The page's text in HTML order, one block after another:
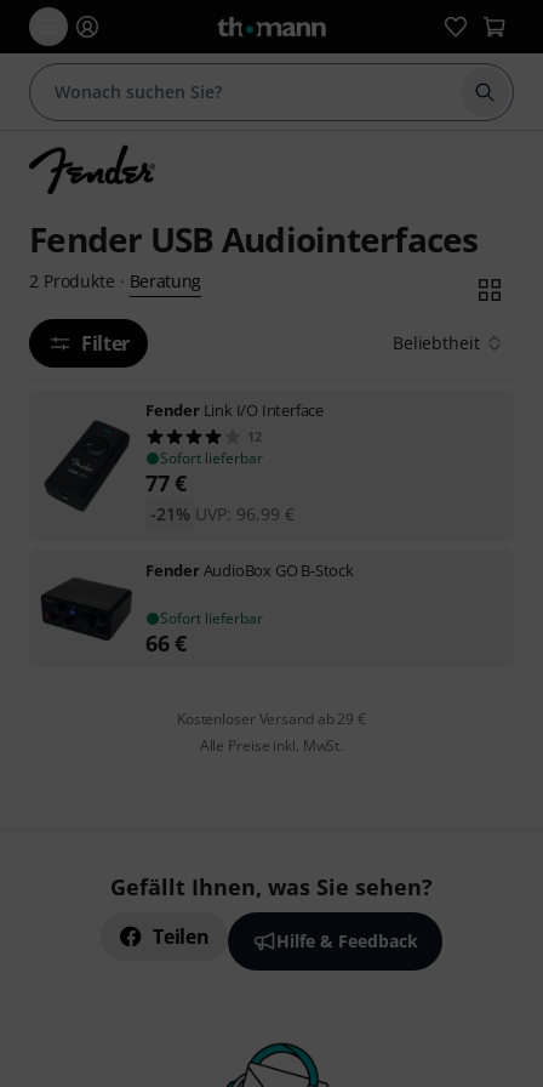
Suche
Fender USB Audiointerfaces
2 Produkte · Beratung
Filter Beliebtheit
Fender Link I/O Interface
12
Sofort lieferbar
77€
UVP: 96,99 €
-21%
FenderAudioBox GO B-Stock
Sofort lieferbar
66€
Kostenloser Versand ab 29 €
Alle Preise inkl. MwSt.
Gefällt Ihnen, was Sie sehen?
Teilen Hilfe & Feedback